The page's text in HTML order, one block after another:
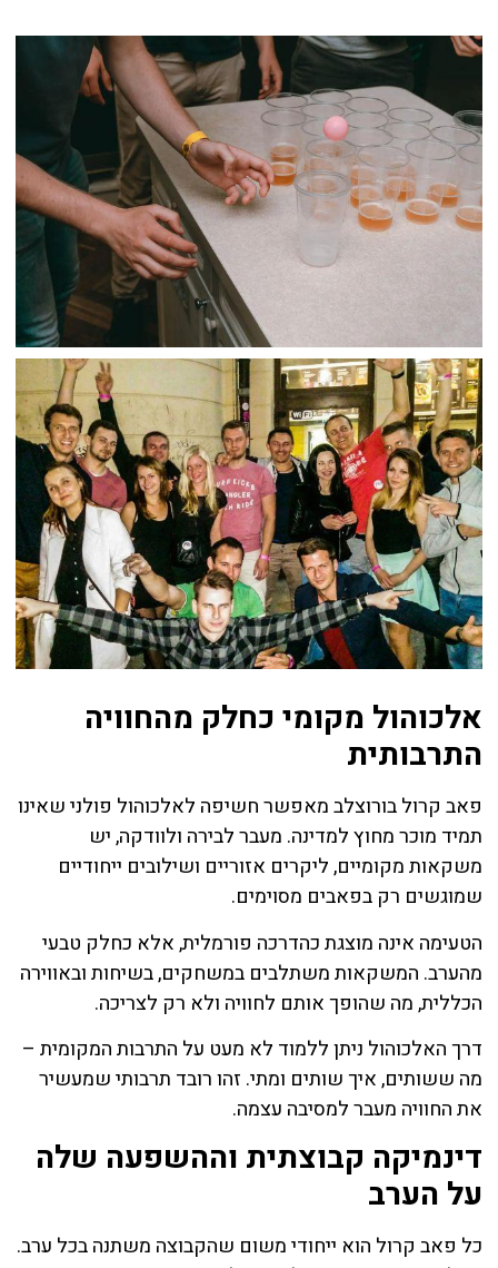
אלכוהול מקומי כחלק מהחוויה
התרבותית
פאב קרול בורוצלב מאפשר חשיפה לאלכוהול פולני שאינו
תמיד מוכר מחוץ למדינה. מעבר לבירה ולוודקה, יש
משקאות מקומיים, ליקרים אזוריים ושילובים ייחודיים
שמוגשים רק בפאבים מסוימים.
הטעימה אינה מוצגת כהדרכה פורמלית, אלא כחלק טבעי
מהערב. המשקאות משתלבים במשחקים, בשיחות ובאווירה
הכללית, מה שהופך אותם לחוויה ולא רק לצריכה.
דרך האלכוהול ניתן ללמוד לא מעט על התרבות המקומית –
מה ששותים, איך שותים ומתי. זהו רובד תרבותי שמעשיר
את החוויה מעבר למסיבה עצמה.
דינמיקה קבוצתית וההשפעה שלה
על הערב
כל פאב קרול הוא ייחודי משום שהקבוצה משתנה בכל ערב.